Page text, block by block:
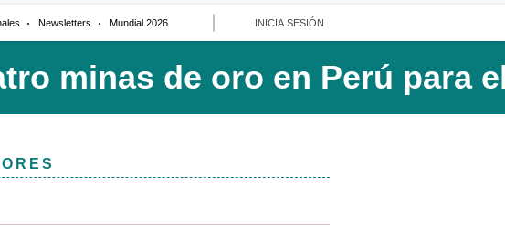
Newsletters Mundial 2026 INICIA SESIÓN